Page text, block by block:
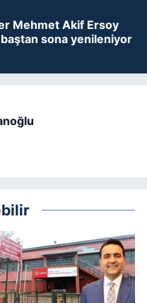
Mehmet Akif Ersoy
baştan sona yenileniyor